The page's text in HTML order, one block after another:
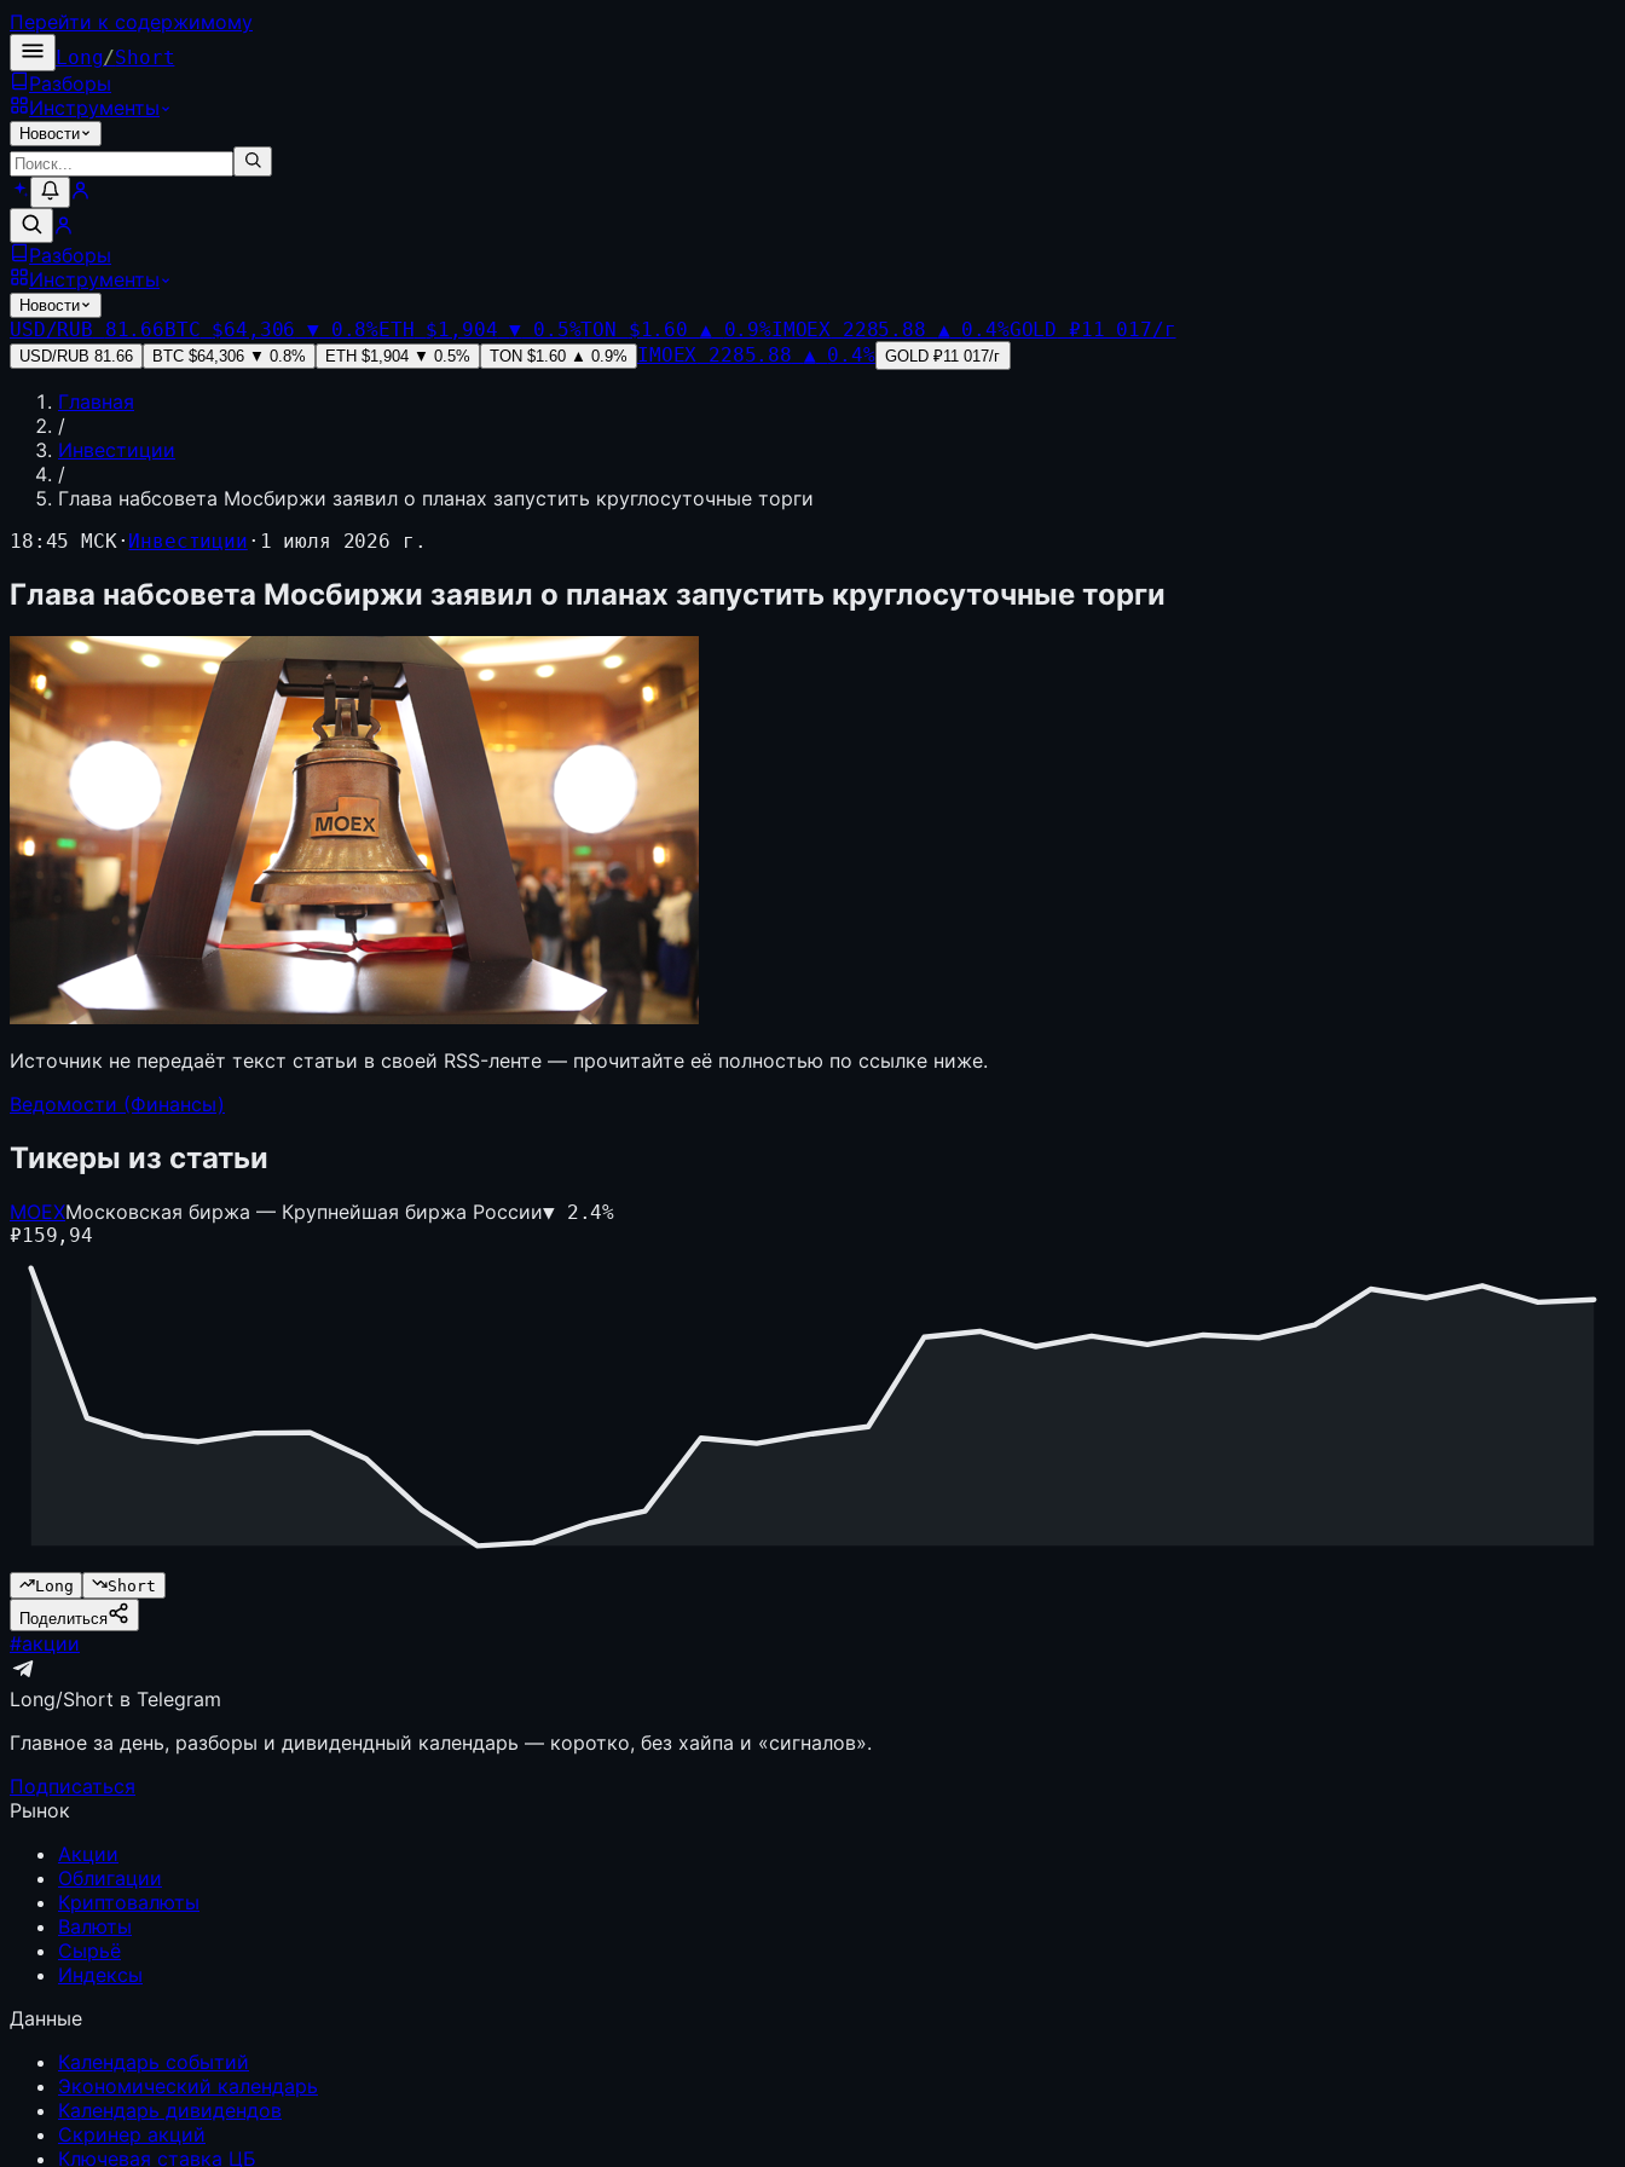
Перейти к содержимому
Long/Short
Разборы
Инструменты
Новости
Разборы
Инструменты
Новости
USD/RUB 81.66BTC $64,306 ▼ 0.8%ETH $1,904 ▼ 0.5%TON $1.60 ▲ 0.9%IMOEX 2285.88 ▲ 0.4%GOLD ₽11 017/г
USD/RUB 81.66 BTC $64,306 ▼ 0.8% ETH $1,904 ▼ 0.5% TON $1.60 ▲ 0.9% IMOEX 2285.88 ▲ 0.4% GOLD ₽11 017/г
Главная
/
Инвестиции
/
Глава набсовета Мосбиржи заявил о планах запустить круглосуточные торги
18:45 МСК· Инвестиции · 1 июля 2026 г.
Глава набсовета Мосбиржи заявил о планах запустить круглосуточные торги
Источник не передаёт текст статьи в своей RSS-ленте — прочитайте её полностью по ссылке ниже.
Ведомости (Финансы)
Тикеры из статьи
MOEXМосковская биржа — Крупнейшая биржа России▼ 2.4%
₽159,94
Long
Short
Поделиться
#акции
Long/Short в Telegram
Главное за день, разборы и дивидендный календарь — коротко, без хайпа и «сигналов».
Подписаться
Рынок
Акции
Облигации
Криптовалюты
Валюты
Сырьё
Индексы
Данные
Календарь событий
Экономический календарь
Календарь дивидендов
Скринер акций
Ключевая ставка ЦБ